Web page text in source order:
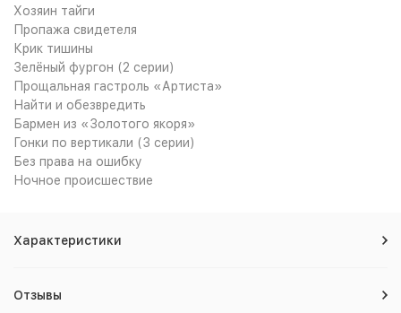
Хозяин тайги
Пропажа свидетеля
Крик тишины
Зелёный фургон (2 серии)
Прощальная гастроль «Артиста»
Найти и обезвредить
Бармен из «Золотого якоря»
Гонки по вертикали (3 серии)
Без права на ошибку
Ночное происшествие
Характеристики
Отзывы